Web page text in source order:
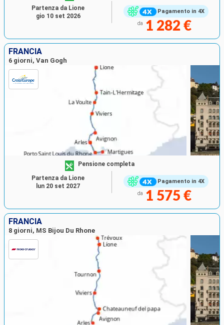
Pagamento in 4X
da 1 282 €
Partenza da Lione
gio 10 set 2026
FRANCIA
6 giorni, Van Gogh
Pagamento in 4X
Pensione completa
da 1 575 €
Partenza da Lione
lun 20 set 2027
FRANCIA
8 giorni, MS Bijou Du Rhone